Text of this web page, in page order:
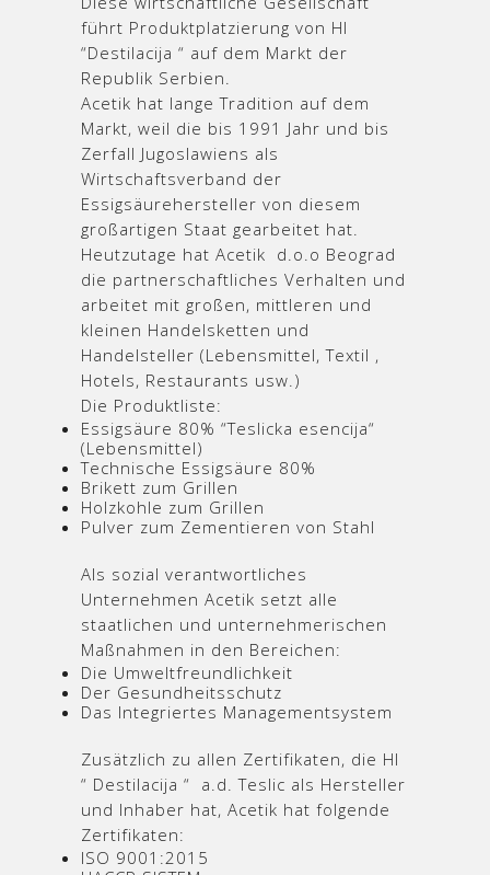
führt Produktplatzierung von HI
“Destilacija “ auf dem Markt der
Republik Serbien.
Acetik hat lange Tradition auf dem
Markt, weil die bis 1991 Jahr und bis
Zerfall Jugoslawiens als
Wirtschaftsverband der
Essigsäurehersteller von diesem
großartigen Staat gearbeitet hat.
Heutzutage hat Acetik d.o.o Beograd
die partnerschaftliches Verhalten und
arbeitet mit großen, mittleren und
kleinen Handelsketten und
Handelsteller (Lebensmittel, Textil ,
Hotels, Restaurants usw.)
Die Produktliste:
Essigsäure 80% “Teslicka esencija“
(Lebensmittel)
Technische Essigsäure 80%
Brikett zum Grillen
Holzkohle zum Grillen
Pulver zum Zementieren von Stahl
Als sozial verantwortliches
Unternehmen Acetik setzt alle
staatlichen und unternehmerischen
Maßnahmen in den Bereichen:
Die Umweltfreundlichkeit
Der Gesundheitsschutz
Das Integriertes Managementsystem
Zusätzlich zu allen Zertifikaten, die HI
“ Destilacija “ a.d. Teslic als Hersteller
und Inhaber hat, Acetik hat folgende
Zertifikaten:
ISO 9001:2015